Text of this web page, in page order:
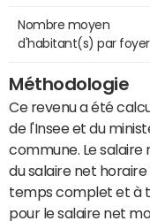
Nombre moyen
d'habitant(s) par foyer
Méthodologie
Ce revenu a été
de l'Insee et du
commune. Le
du salaire net
temps complet et à
pour le salaire net